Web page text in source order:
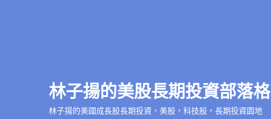
林子揚的美股長期投資部落格
林子揚的美國成長股長期投資，美股，科技股，長期投資園地